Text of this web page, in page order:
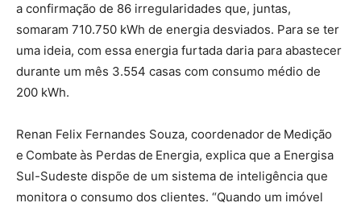
a confirmação de 86 irregularidades que, juntas,
somaram 710.750 kWh de energia desviados. Para se ter
uma ideia, com essa energia furtada daria para abastecer
durante um mês 3.554 casas com consumo médio de
200 kWh.
Renan Felix Fernandes Souza, coordenador de Medição
e Combate às Perdas de Energia, explica que a Energisa
Sul-Sudeste dispõe de um sistema de inteligência que
monitora o consumo dos clientes. “Quando um imóvel